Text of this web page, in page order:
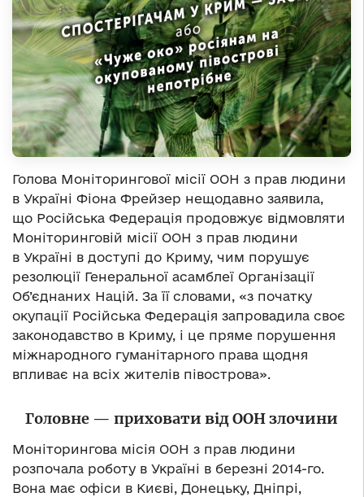
Голова Моніторингової місії ООН з прав людини
в Україні Фіона Фрейзер нещодавно заявила,
що Російська Федерація продовжує відмовляти
Моніторинговій місії ООН з прав людини
в Україні в доступі до Криму, чим порушує
резолюції Генеральної асамблеї Організації
Об’єднаних Націй. За її словами, «з початку
окупації Російська Федерація запровадила своє
законодавство в Криму, і це пряме порушення
міжнародного гуманітарного права щодня
впливає на всіх жителів півострова».
Головне — приховати від ООН злочини
Моніторингова місія ООН з прав людини
розпочала роботу в Україні в березні 2014-го.
Вона має офіси в Києві, Донецьку, Дніпрі,